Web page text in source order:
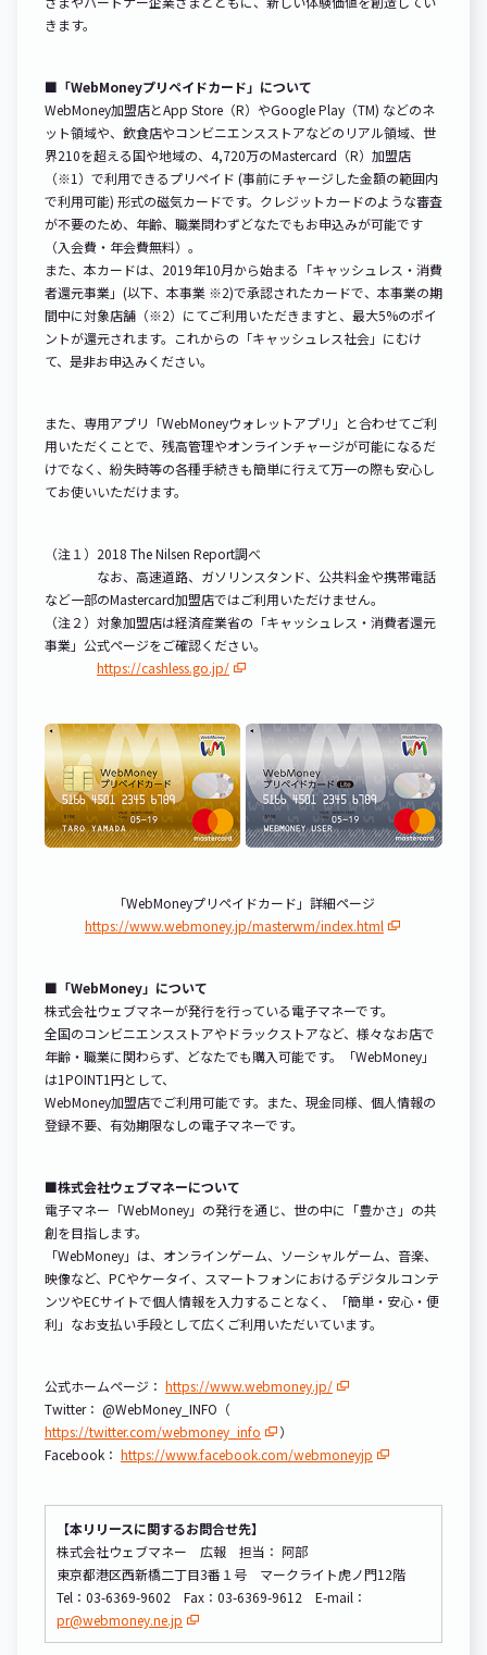
きます。
■「WebMoneyプリペイドカード」について
WebMoney加盟店とApp Store（R）やGoogle Play（TM) などのネ
ット領域や、飲食店やコンビニエンスストアなどのリアル領域、世
界210を超える国や地域の、4,720万のMastercard（R）加盟店
（※1）で利用できるプリペイド (事前にチャージした金額の範囲内
で利用可能) 形式の磁気カードです。クレジットカードのような審査
が不要のため、年齢、職業問わずどなたでもお申込みが可能です
（入会費・年会費無料）。
また、本カードは、2019年10月から始まる「キャッシュレス・消費
者還元事業」(以下、本事業 ※2)で承認されたカードで、本事業の期
間中に対象店舗（※2）にてご利用いただきますと、最大5%のポイ
ントが還元されます。これからの「キャッシュレス社会」にむけ
て、是非お申込みください。
また、専用アプリ「WebMoneyウォレットアプリ」と合わせてご利
用いただくことで、残高管理やオンラインチャージが可能になるだ
けでなく、紛失時等の各種手続きも簡単に行えて万一の際も安心し
てお使いいただけます。
（注１）2018 The Nilsen Report調べ
なお、高速道路、ガソリンスタンド、公共料金や携帯電話
など一部のMastercard加盟店ではご利用いただけません。
（注２）対象加盟店は経済産業省の「キャッシュレス・消費者還元
事業」公式ページをご確認ください。
https://cashless.go.jp/
「WebMoneyプリペイドカード」詳細ページ
https://www.webmoney.jp/masterwm/index.html
■「WebMoney」について
株式会社ウェブマネーが発行を行っている電子マネーです。
全国のコンビニエンスストアやドラックストアなど、様々なお店で
年齢・職業に関わらず、どなたでも購入可能です。「WebMoney」
は1POINT1円として、
WebMoney加盟店でご利用可能です。また、現金同様、個人情報の
登録不要、有効期限なしの電子マネーです。
■株式会社ウェブマネーについて
電子マネー「WebMoney」の発行を通じ、世の中に「豊かさ」の共
創を目指します。
「WebMoney」は、オンラインゲーム、ソーシャルゲーム、音楽、
映像など、PCやケータイ、スマートフォンにおけるデジタルコンテ
ンツやECサイトで個人情報を入力することなく、「簡単・安心・便
利」なお支払い手段として広くご利用いただいています。
公式ホームページ： https://www.webmoney.jp/
Twitter： @WebMoney_INFO（
https://twitter.com/webmoney_info
）
Facebook： https://www.facebook.com/webmoneyjp
【本リリースに関するお問合せ先】
株式会社ウェブマネー 広報 担当： 阿部
東京都港区西新橋二丁目3番１号 マークライト虎ノ門12階
Tel：03-6369-9602 Fax：03-6369-9612 E-mail：
pr@webmoney.ne.jp